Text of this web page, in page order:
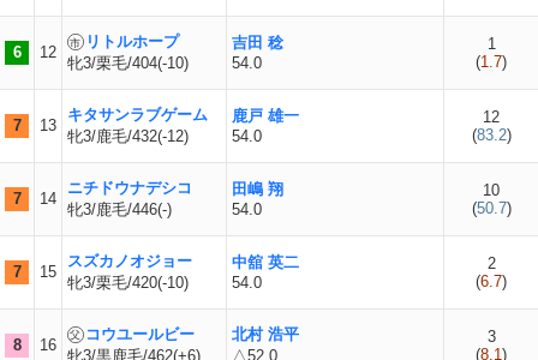
6 12
リトルホープ
牝3/栗毛/404(-10)
吉田 稔
54.0
1
(1.7)
7 13
キタサンラブゲーム
牝3/鹿毛/432(-12)
鹿戸 雄一
54.0
12
(83.2)
7 14
ニチドウナデシコ
牝3/鹿毛/446(-)
田嶋 翔
54.0
10
(50.7)
7 15
スズカノオジョー
牝3/栗毛/420(-10)
中舘 英二
54.0
2
(6.7)
8 16
コウユールビー
牝3/黒鹿毛/462(+6)
北村 浩平
△52.0
3
(8.1)